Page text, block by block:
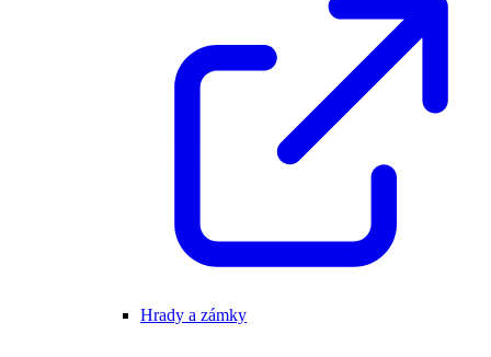
Hrady a zámky